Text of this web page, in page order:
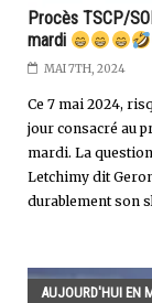
Procès TSCP/
mardi
MAI 7TH, 2024
Ce 7 mai 2024,
jour consacré au
mardi. La
Letchimy dit
durablement son
AUJOURD'HUI EN